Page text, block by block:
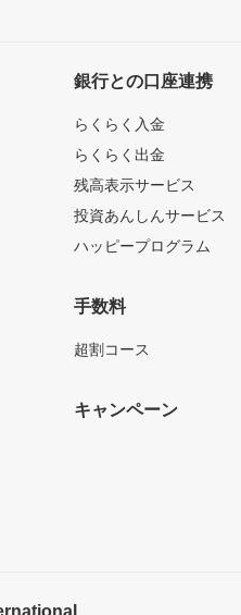
銀行との口座連携
らくらく入金
らくらく出金
残高表示サービス
投資あんしんサービス
ハッピープログラム
手数料
超割コース
キャンペーン